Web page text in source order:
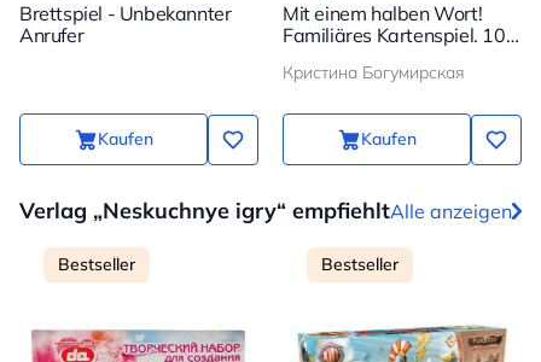
Brettspiel - Unbekannter
Anrufer
Kaufen
Mit einem halben Wort!
Familiäres Kartenspiel. 100
näher kommt
Кристина Богумирская
Kaufen
Verlag „Neskuchnye igry“ empfiehltAlle anzeigen
Bestseller Bestseller